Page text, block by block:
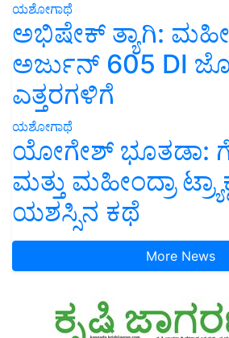
ಯಶೋಗಾಥೆ
ಅಭಿಷೇಕ್ ತ್ಯಾಗಿ:
ಅರ್ಜುನ್ 605 DI
ಎತ್ತರಗಳಿಗೆ
ಯಶೋಗಾಥೆ
ಯೋಗೇಶ್ ಭೂತಡಾ:
ಮತ್ತು ಮಹೀಂದ್ರಾ
ಯಶಸ್ಸಿನ ಕಥೆ
More News